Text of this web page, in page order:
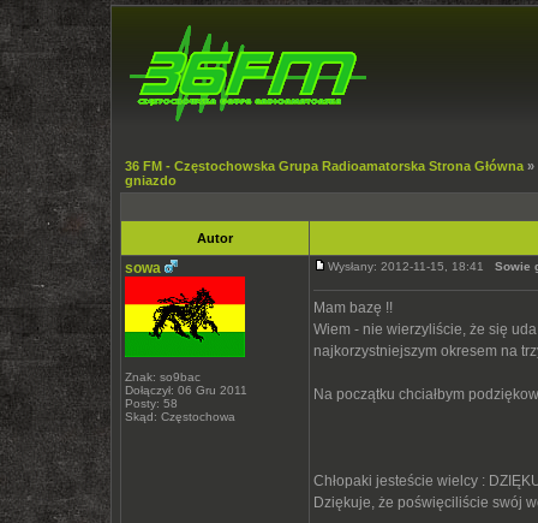
36 FM - Częstochowska Grupa Radioamatorska Strona Główna »
gniazdo
Autor
sowa
Znak: so9bac
Dołączył: 06 Gru 2011
Posty: 58
Skąd: Częstochowa
Wysłany: 2012-11-15, 18:41 Sowie
Mam bazę !!
Wiem - nie wierzyliście, że się
najkorzystniejszym okresem na
Na początku chciałbym
Chłopaki jesteście wielcy :
Dziękuje, że poświęciliście swój